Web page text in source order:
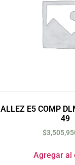
ALLEZ E5 COMP
49
$
Agregar al